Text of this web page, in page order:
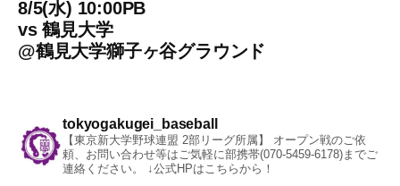
8/5(水) 10:00PB
vs鶴見大学
@鶴見大学獅子ヶ谷グラウンド
tokyogakugei_baseball
【東京新大学野球連盟 2部リーグ所属】
オープン戦のご依
頼、お問い合わせ等はご気軽に部携帯(070-5459-6178)までご
連絡ください。
↓公式HPはこちらから！